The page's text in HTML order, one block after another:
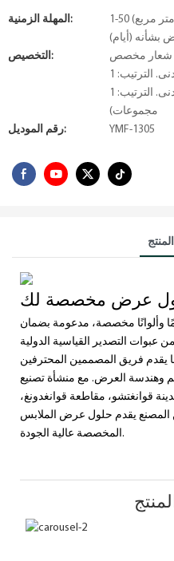
المهلة الزمنية:
1-50 (متر مربع): 31 (أيام)، 51-100 (متر مربع): 60
التخصيص:
شعار مخصص (Min. الترتيب: 1 مجموعات) ، التعبئة
والتغليف حسب الطلب (الحد الأدنى. الترتيب: 1
مجموعة) ، تخصيص الرسوم (الحد الأدنى. الترتيب: 1
مجموعات)
رقم الموديل:
YMF-1305
وألوانًا مخصصة، مدعومة بضمان
التصدير القياسية الدولية
يقدم فريق المصممين المحترفين
وهندسة العرض. مع منشأة تصنيع
في مدينة قوانغتشو، مقاطعة قوانغدونغ،
المصنع يقدم حلول عرض الملابس
المخصصة عالية الجودة.